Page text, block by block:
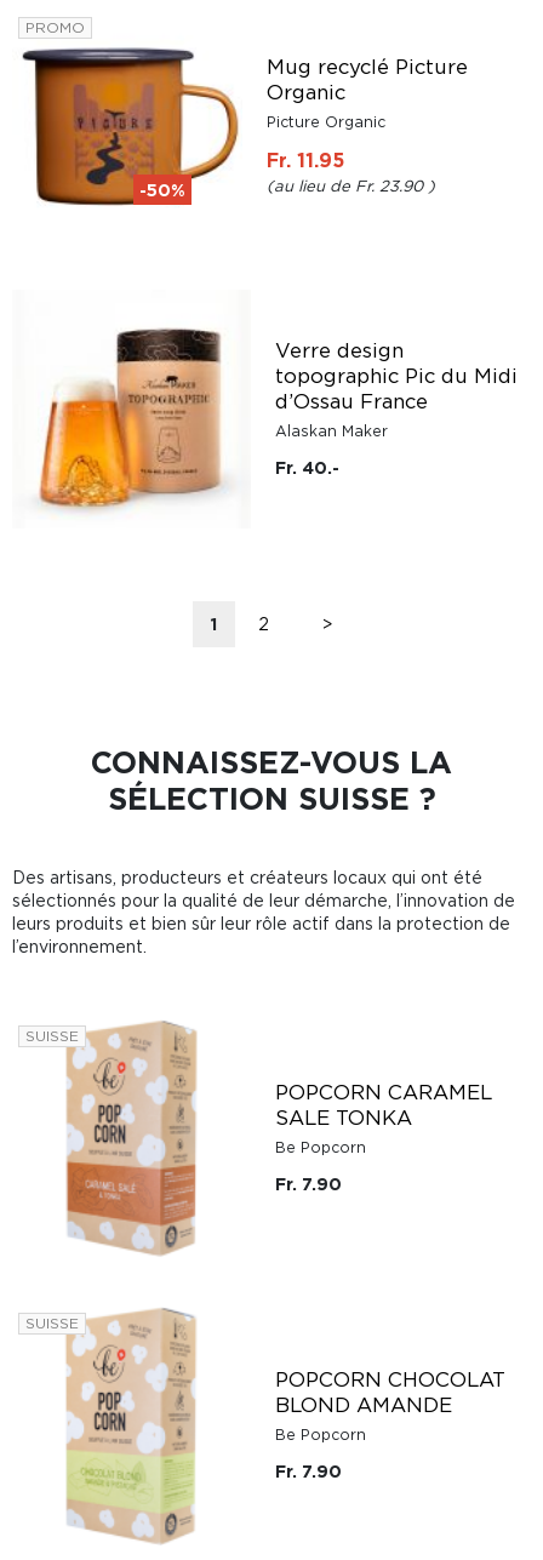
PROMO
Mug recyclé Picture
Organic
Picture Organic
Fr. 11.95
Fr. 23.90
-50%
Verre design
topographic Pic du Midi
d’Ossau France
Alaskan Maker
Fr. 40.-
1 2 >
CONNAISSEZ-VOUS LA
SÉLECTION SUISSE ?
Des artisans, producteurs et créateurs locaux qui ont été
sélectionnés pour la qualité de leur démarche, l’innovation de
leurs produits et bien sûr leur rôle actif dans la protection de
l’environnement.
SUISSE
POPCORN CARAMEL
SALE TONKA
Be Popcorn
Fr. 7.90
SUISSE
POPCORN CHOCOLAT
BLOND AMANDE
Be Popcorn
Fr. 7.90